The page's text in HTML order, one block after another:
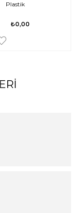
Plastik
₺0,00